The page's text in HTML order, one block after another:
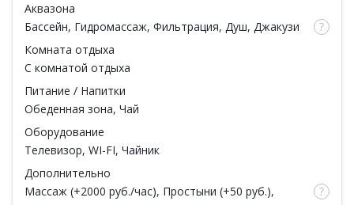
Аквазона
Бассейн, Гидромассаж, Фильтрация, Душ, Джакузи
Комната отдыха
С комнатой отдыха
Питание / Напитки
Обеденная зона, Чай
Оборудование
Телевизор, WI-FI, Чайник
Дополнительно
Массаж (+2000 руб./час), Простыни (+50 руб.),